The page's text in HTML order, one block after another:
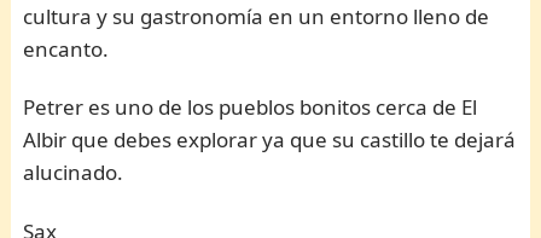
cultura y su gastronomía en un entorno lleno de
encanto.
Petrer es uno de los pueblos bonitos cerca de El
Albir que debes explorar ya que su castillo te dejará
alucinado.
Sax